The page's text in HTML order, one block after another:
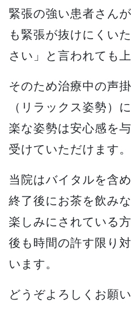
緊張の強い患者さん
も緊張が抜けにくい
さい」と言われても
そのため治療中の声
（リラックス姿勢）
楽な姿勢は安心感を
受けていただけます。
当院はバイタルを含
終了後にお茶を飲み
楽しみにされている
後も時間の許す限り
います。
どうぞよろしくお願